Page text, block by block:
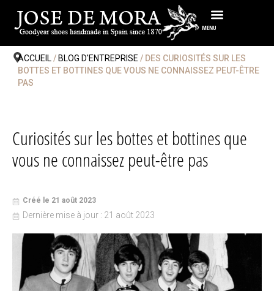
contenu
MENU
ACCUEIL / BLOG D'ENTREPRISE / DES CURIOSITÉS SUR LES
BOTTES ET BOTTINES QUE VOUS NE CONNAISSEZ PEUT-ÊTRE
PAS
Curiosités sur les bottes et bottines que
vous ne connaissez peut-être pas
Créé le 21 août 2023
Dernière mise à jour : 21 août 2023